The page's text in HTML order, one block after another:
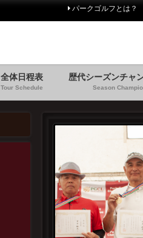
パークゴルフとは？
全体日程表
Tour Schedule
歴代シーズンチャ
Season